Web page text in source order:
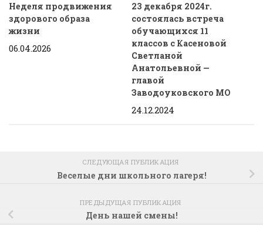
Неделя продвижения
здорового образа
жизни
06.04.2026
23 декабря 2024г.
состоялась встреча
обучающихся 11
классов с Касеновой
Светланой
Анатольевной —
главой
Заводоуковского МО
24.12.2024
СЛЕДУЮЩАЯ ПУБЛИКАЦИЯ
Веселые дни школьного лагеря!
ПРЕДЫДУЩАЯ ПУБЛИКАЦИЯ
День нашей смены!